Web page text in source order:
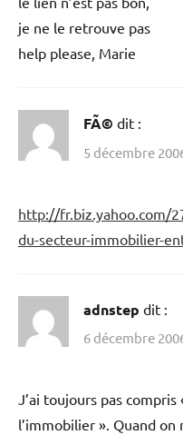
je ne le retrouve pas
help please, Marie
FÃ© dit :
5 décembre
http://fr.biz.yahoo.com/
du-secteur-immobilier-
adnstep dit :
6 décembre
J’ai toujours pas
l’immobilier ». Quand